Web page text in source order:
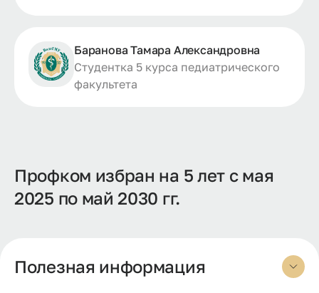
Баранова Тамара Александровна
Студентка 5 курса педиатрического
факультета
Профком избран на 5 лет с мая
2025 по май 2030 гг.
Полезная информация